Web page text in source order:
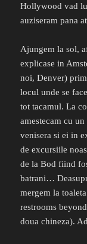
Hollywood vad
auziseram pana
Ajungem la sol,
explicase in
noi, Denver)
locul unde se
tot tacamul. La
amestecam cu
venisera si ei in
de excursiile
de la Bod fiind
batrani…
mergem la
restrooms
doua chineza).